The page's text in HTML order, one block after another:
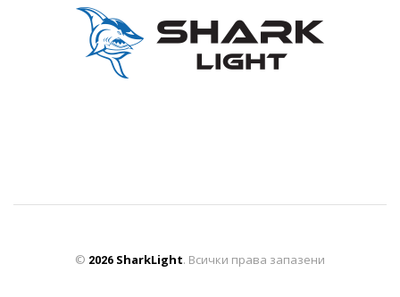
© 2026 SharkLight. Всички права запазени